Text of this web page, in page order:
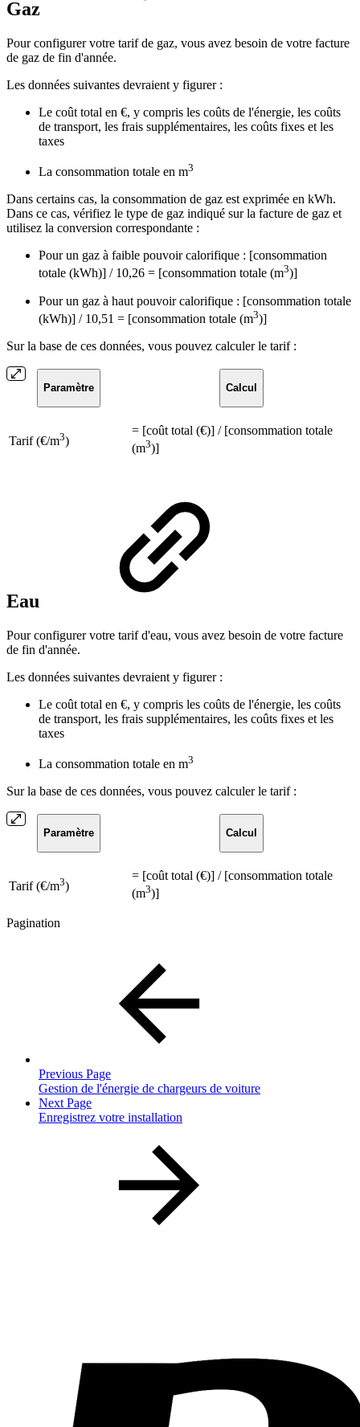
Gaz
Pour configurer votre tarif de gaz, vous avez besoin de votre facture
de gaz de fin d'année.
Les données suivantes devraient y figurer :
Le coût total en €, y compris les coûts de l'énergie, les coûts
de transport, les frais supplémentaires, les coûts fixes et les
taxes
La consommation totale en m3
Dans certains cas, la consommation de gaz est exprimée en kWh.
Dans ce cas, vérifiez le type de gaz indiqué sur la facture de gaz et
utilisez la conversion correspondante :
Pour un gaz à faible pouvoir calorifique : [consommation
totale (kWh)] / 10,26 = [consommation totale (m3)]
Pour un gaz à haut pouvoir calorifique : [consommation totale
(kWh)] / 10,51 = [consommation totale (m3)]
Sur la base de ces données, vous pouvez calculer le tarif :
Paramètre Calcul
Tarif (€/m3)
= [coût total (€)] / [consommation totale
(m3)]
Eau
Pour configurer votre tarif d'eau, vous avez besoin de votre facture
de fin d'année.
Les données suivantes devraient y figurer :
Le coût total en €, y compris les coûts de l'énergie, les coûts
de transport, les frais supplémentaires, les coûts fixes et les
taxes
La consommation totale en m3
Sur la base de ces données, vous pouvez calculer le tarif :
Paramètre Calcul
Tarif (€/m3)
= [coût total (€)] / [consommation totale
(m3)]
Pagination
Previous Page
Gestion de l'énergie de chargeurs de voiture
Next Page
Enregistrez votre installation